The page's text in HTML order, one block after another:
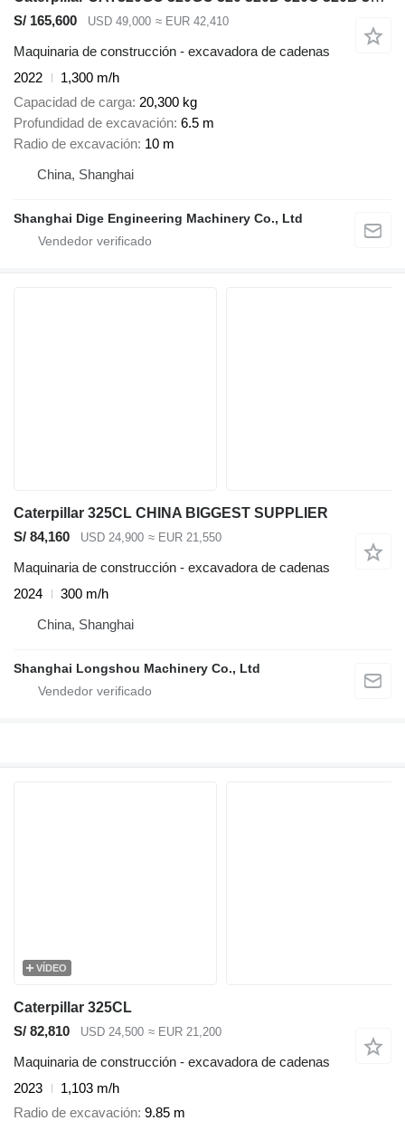
S/ 165,600 USD 49,000 ≈ EUR 42,410
Maquinaria de construcción - excavadora de cadenas
2022
1,300 m/h
Capacidad de carga 20,300 kg
Profundidad de excavación 6.5 m
Radio de excavación 10 m
China, Shanghai
Shanghai Dige Engineering Machinery Co., Ltd
Caterpillar 325CL CHINA BIGGEST SUPPLIER
S/ 84,160
USD 24,900 ≈ EUR 21,550
Maquinaria de construcción - excavadora de cadenas
2024
300 m/h
China, Shanghai
Shanghai Longshou Machinery Co., Ltd
VÍDEO
Caterpillar 325CL
S/ 82,810
USD 24,500 ≈ EUR 21,200
Maquinaria de construcción - excavadora de cadenas
2023
1,103 m/h
Radio de excavación 9.85 m